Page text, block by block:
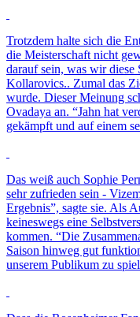
Trotzdem halte sich die
die Meisterschaft nicht
darauf sein, was wir diese
Kollarovics.. Zumal das
wurde. Dieser Meinung
Ovadaya an. “Jahn hat
gekämpft und auf einem
Das weiß auch Sophie
sehr zufrieden sein -
Ergebnis”, sagte sie. Als
keineswegs eine
kommen. “Die
Saison hinweg gut
unserem Publikum zu